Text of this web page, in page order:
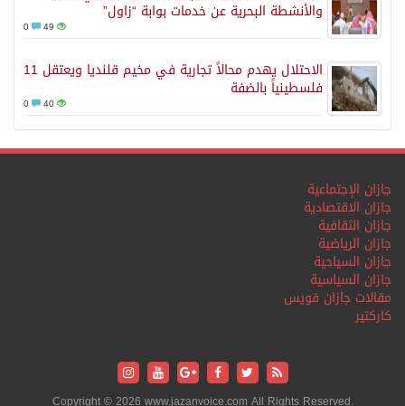
والأنشطة البحرية عن خدمات بوابة “زاول”
49
الاحتلال يهدم محالاً تجارية في مخيم قلنديا ويعتقل 11
فلسطينياً بالضفة
40
جازان الإجتماعية
جازان الاقتصادية
جازان الثقافية
جازان الرياضية
جازان السياحية
جازان السياسية
مقالات جازان فويس
كاركتير
Copyright © 2026 www.jazanvoice.com All Rights Reserved.